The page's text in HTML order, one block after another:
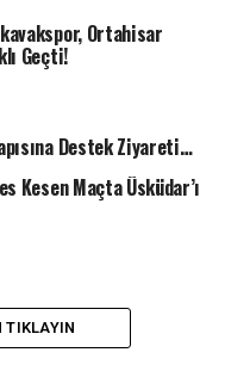
evinde
Spor, maçın
15:00’de yine
Ortahisar
Geçti!
Destek Ziyareti…
Kesen Maçta Üsküdar’ı
TIKLAYIN